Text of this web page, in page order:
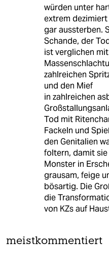
würden unter
extrem
gar aussterben.
Schande, der
ist verglichen
zahlreichen
und den Mief
in zahlreichen
Tod mit
Fackeln und
den Genitalien
foltern, damit
Monster in
grausam, feige
bösartig. Die
die
von KZs auf
meistkommentiert